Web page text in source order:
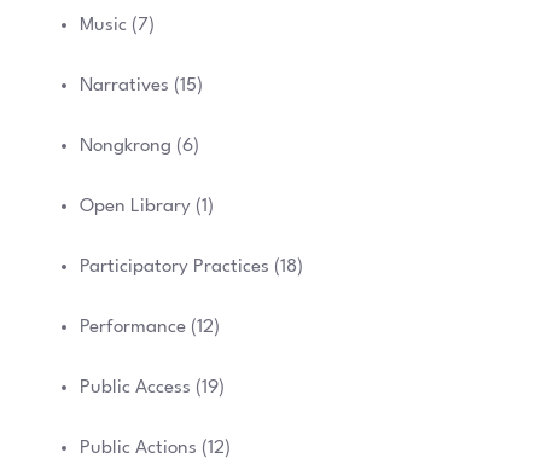
Music(7)
Narratives (15)
Nongkrong (6)
Open Library(1)
Participatory Practices (18)
Performance(12)
Public Access (19)
Public Actions (12)